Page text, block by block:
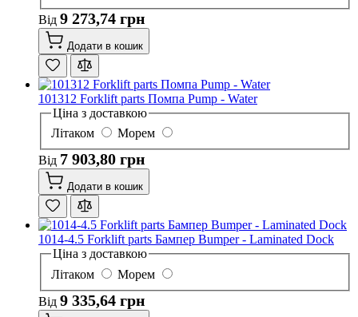
Від 9 273,74 грн
Додати в кошик
101312 Forklift parts Помпа Pump - Water
Ціна з доставкою
Літаком
Морем
Від 7 903,80 грн
Додати в кошик
1014-4.5 Forklift parts Бампер Bumper - Laminated Dock
Ціна з доставкою
Літаком
Морем
Від 9 335,64 грн